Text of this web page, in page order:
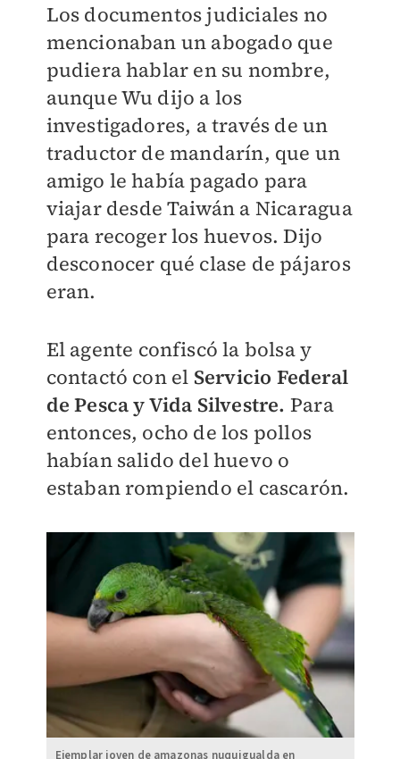
Los documentos judiciales no
mencionaban un abogado que
pudiera hablar en su nombre,
aunque Wu dijo a los
investigadores, a través de un
traductor de mandarín, que un
amigo le había pagado para
viajar desde Taiwán a Nicaragua
para recoger los huevos. Dijo
desconocer qué clase de pájaros
eran.
El agente confiscó la bolsa y
contactó con el Servicio Federal
de Pesca y Vida Silvestre. Para
entonces, ocho de los pollos
habían salido del huevo o
estaban rompiendo el cascarón.
Ejemplar joven de amazonas nuquigualda en